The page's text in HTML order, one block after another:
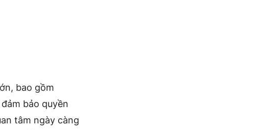
bao gồm
bảo quyền
tâm ngày càng